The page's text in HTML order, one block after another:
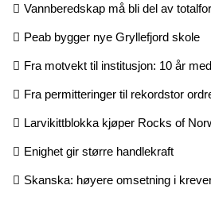
Vannberedskap må bli del av
Peab bygger nye Gryllefjord skole
Fra motvekt til institusjon: 10 år
Fra permitteringer til rekordstor
Larvikittblokka kjøper Rocks of
Enighet gir større handlekraft
Skanska: høyere omsetning i